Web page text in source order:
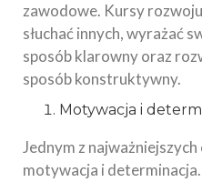
zawodowe. Kursy
słuchać innych, wyrażać
sposób klarowny oraz
sposób konstruktywny.
Motywacja i
Jednym z
motywacja i